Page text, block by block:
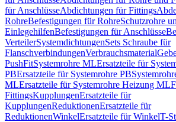
für AnschlüsseAbdichtungen für Fittings
RohreBefestigungen für RohreSchutzrohre
EinlegehilfenBefestigungen für Anschlüsse
VerteilerSystemdichtungenSets Schraube für
FlanschverbindungenVerbrauchsmaterial
PushFitSystemrohre MLErsatzteile für
PBErsatzteile für Systemrohre PB
MLErsatzteile für Systemrohre Heizung ML
FittingsKupplungenErsatzteile für
KupplungenReduktionenErsatzteile für
ReduktionenWinkelErsatzteile für WinkelT-